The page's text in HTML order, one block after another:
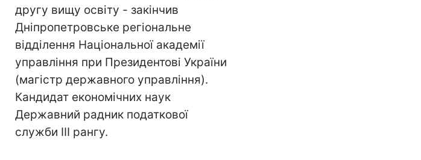
другу вищу освіту - закінчив
Дніпропетровське регіональне
відділення Національної академії
управління при Президентові України
(магістр державного управління).
Кандидат економічних наук
Державний радник податкової
служби ІІІ рангу.